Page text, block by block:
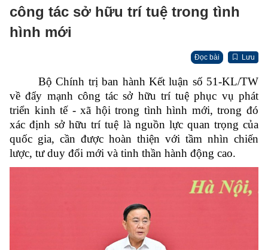
công tác sở hữu trí tuệ trong tình
hình mới
Đọc bài Lưu
Bộ Chính trị ban hành Kết luận số 51-KL/TW
về đẩy mạnh công tác sở hữu trí tuệ phục vụ phát
triển kinh tế - xã hội trong tình hình mới, trong đó
xác định sở hữu trí tuệ là nguồn lực quan trọng của
quốc gia, cần được hoàn thiện với tầm nhìn chiến
lược, tư duy đổi mới và tinh thần hành động cao.